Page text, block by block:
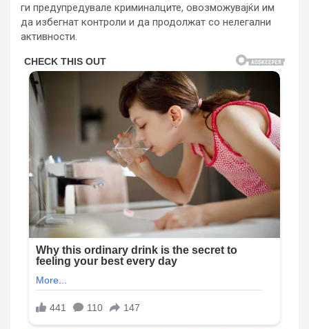
ги предупредувале криминалците, овозможувајќи им
да избегнат контроли и да продолжат со нелегални
активности.